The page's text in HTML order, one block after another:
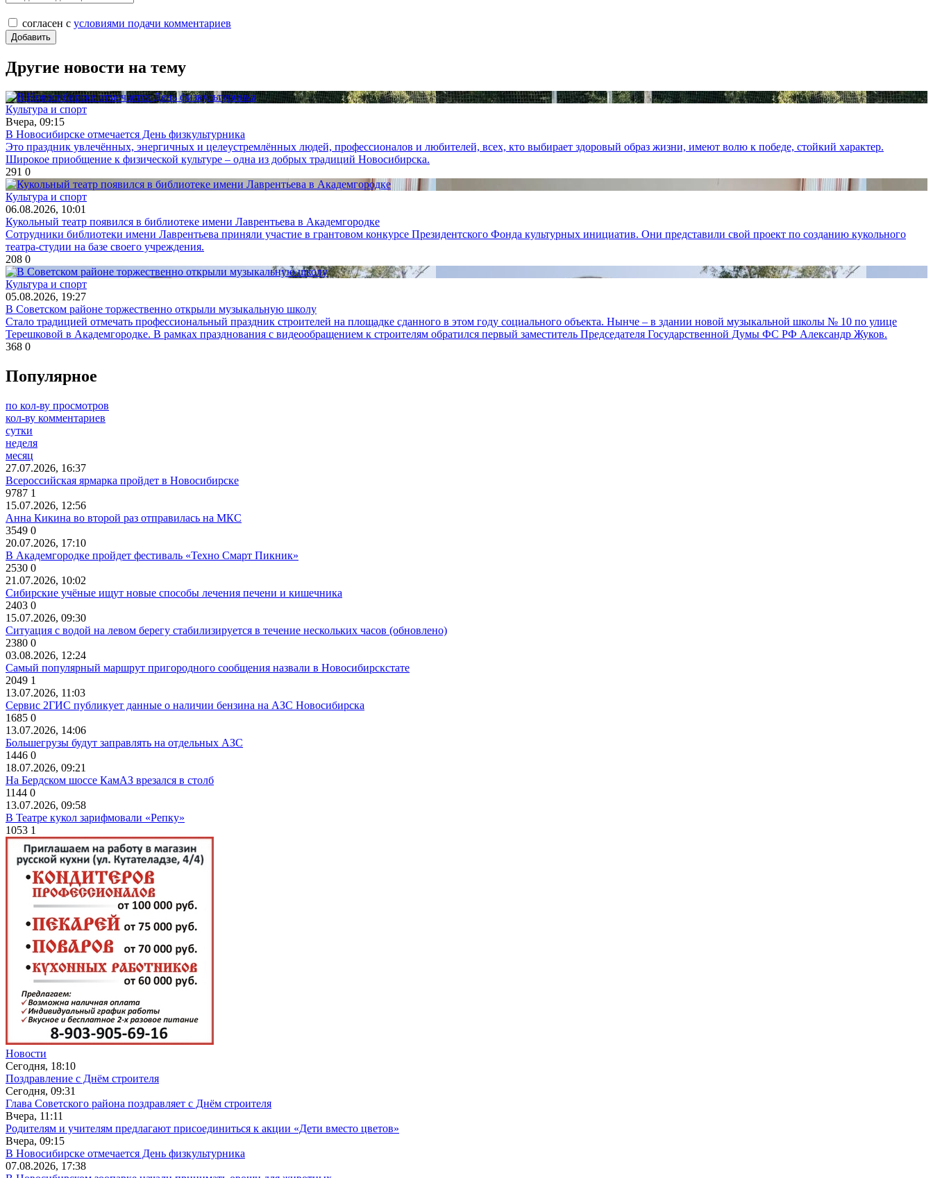
согласен с условиями подачи комментариев
Другие новости на тему
Культура и спорт
Вчера, 09:15
В Новосибирске отмечается День физкультурника
Это праздник увлечённых, энергичных и целеустремлённых людей, профессионалов и любителей, всех, кто выбирает здоровый образ жизни, имеют волю к победе, стойкий характер.
Широкое приобщение к физической культуре – одна из добрых традиций Новосибирска.
291 0
Культура и спорт
06.08.2026, 10:01
Кукольный театр появился в библиотеке имени Лаврентьева в Академгородке
Сотрудники библиотеки имени Лаврентьева приняли участие в грантовом конкурсе Президентского Фонда культурных инициатив. Они представили свой проект по созданию кукольного
театра-студии на базе своего учреждения.
208 0
Культура и спорт
05.08.2026, 19:27
В Советском районе торжественно открыли музыкальную школу
Стало традицией отмечать профессиональный праздник строителей на площадке сданного в этом году социального объекта. Нынче – в здании новой музыкальной школы № 10 по улице
Терешковой в Академгородке. В рамках празднования с видеообращением к строителям обратился первый заместитель Председателя Государственной Думы ФС РФ Александр Жуков.
368 0
Популярное
по кол-ву просмотров
кол-ву комментариев
сутки
неделя
месяц
27.07.2026, 16:37
Всероссийская ярмарка пройдет в Новосибирске
9787 1
15.07.2026, 12:56
Анна Кикина во второй раз отправилась на МКС
3549 0
20.07.2026, 17:10
В Академгородке пройдет фестиваль «Техно Смарт Пикник»
2530 0
21.07.2026, 10:02
Сибирские учёные ищут новые способы лечения печени и кишечника
2403 0
15.07.2026, 09:30
Ситуация с водой на левом берегу стабилизируется в течение нескольких часов (обновлено)
2380 0
03.08.2026, 12:24
Самый популярный маршрут пригородного сообщения назвали в Новосибирскстате
2049 1
13.07.2026, 11:03
Сервис 2ГИС публикует данные о наличии бензина на АЗС Новосибирска
1685 0
13.07.2026, 14:06
Большегрузы будут заправлять на отдельных АЗС
1446 0
18.07.2026, 09:21
На Бердском шоссе КамАЗ врезался в столб
1144 0
13.07.2026, 09:58
В Театре кукол зарифмовали «Репку»
1053 1
Новости
Сегодня, 18:10
Поздравление с Днём строителя
Сегодня, 09:31
Глава Советского района поздравляет с Днём строителя
Вчера, 11:11
Родителям и учителям предлагают присоединиться к акции «Дети вместо цветов»
Вчера, 09:15
В Новосибирске отмечается День физкультурника
07.08.2026, 17:38